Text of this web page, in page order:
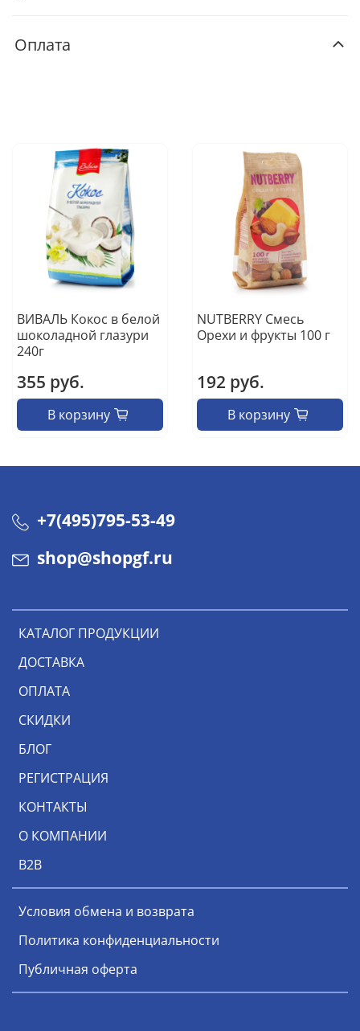
Оплата
ВИВАЛЬ Кокоc в белой
шоколадной глазури
240г
355 руб.
В корзину
NUTBERRY Смесь
Орехи и фрукты 100 г
192 руб.
В корзину
КАТАЛОГ ПРОДУКЦИИ
ДОСТАВКА
ОПЛАТА
СКИДКИ
БЛОГ
РЕГИСТРАЦИЯ
КОНТАКТЫ
О КОМПАНИИ
В2В
Условия обмена и возврата
Политика конфиденциальности
Публичная оферта
+7(495)795-53-49
shop@shopgf.ru